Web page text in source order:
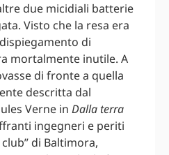
due micidiali batterie
Visto che la resa era
di
mortalmente inutile. A
di fronte a quella
descritta dal
Verne in Dalla terra
ingegneri e periti
di Baltimora,